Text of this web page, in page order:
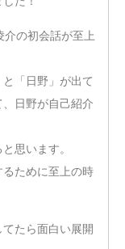
の初会話が至上
「日野」が出て
日野が自己紹介
思います。
ために至上の時
たら面白い展開